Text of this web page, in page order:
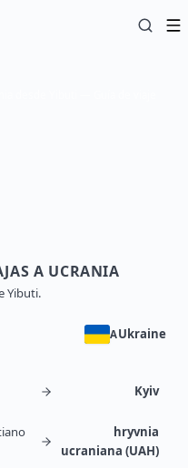
A UCRANIA
Yibuti.
AUkraine
Kyiv
hryvnia
ucraniana (UAH)